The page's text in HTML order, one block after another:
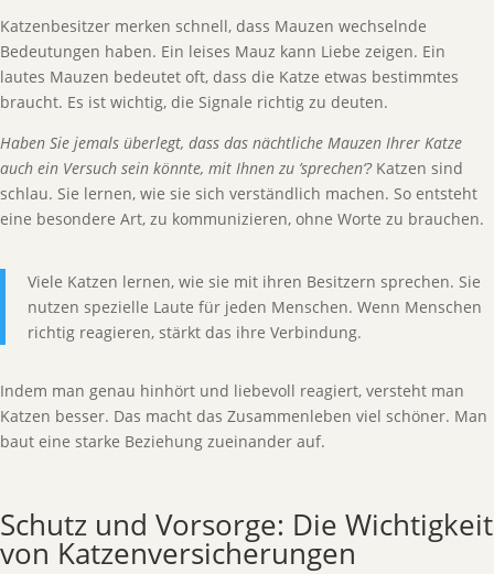
Katzenbesitzer merken schnell, dass Mauzen wechselnde
Bedeutungen haben. Ein leises Mauz kann Liebe zeigen. Ein
lautes Mauzen bedeutet oft, dass die Katze etwas bestimmtes
braucht. Es ist wichtig, die Signale richtig zu deuten.
Haben Sie jemals überlegt, dass das nächtliche Mauzen Ihrer Katze
auch ein Versuch sein könnte, mit Ihnen zu ’sprechen‘?Katzen sind
schlau. Sie lernen, wie sie sich verständlich machen. So entsteht
eine besondere Art, zu kommunizieren, ohne Worte zu brauchen.
Viele Katzen lernen, wie sie mit ihren Besitzern sprechen. Sie
nutzen spezielle Laute für jeden Menschen. Wenn Menschen
richtig reagieren, stärkt das ihre Verbindung.
Indem man genau hinhört und liebevoll reagiert, versteht man
Katzen besser. Das macht das Zusammenleben viel schöner. Man
baut eine starke Beziehung zueinander auf.
Schutz und Vorsorge: Die Wichtigkeit
von Katzenversicherungen